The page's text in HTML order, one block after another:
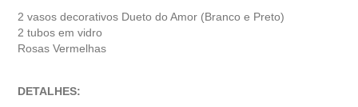
2 vasos decorativos Dueto do Amor (Branco e Preto)
2 tubos em vidro
Rosas Vermelhas
DETALHES: